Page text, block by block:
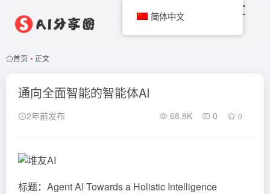
首页 • 正文
通向全面智能的智能体AI
2年前发布 68.8K 0 0
标题：Agent AI Towards a Holistic Intelligence
简体中文